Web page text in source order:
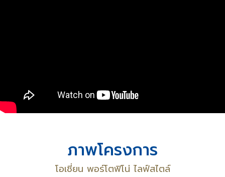
ภาพโครงการ
โอเชี่ยน พอร์โตฟิโน่ ไลฟ์สไตล์